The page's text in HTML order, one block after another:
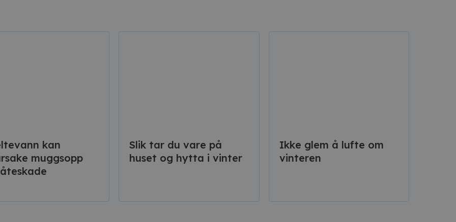
kan
muggsopp
Slik tar du vare på
huset og hytta i vinter
Ikke glem å lufte om
vinteren